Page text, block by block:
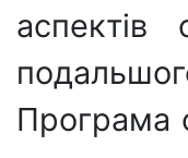
Програма